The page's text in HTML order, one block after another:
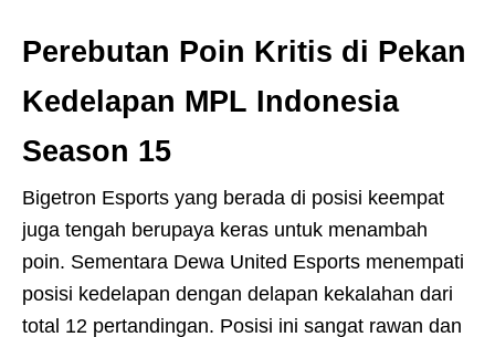
Perebutan Poin Kritis di Pekan
Kedelapan MPL Indonesia
Season 15
Bigetron Esports yang berada di posisi keempat
juga tengah berupaya keras untuk menambah
poin. Sementara Dewa United Esports menempati
posisi kedelapan dengan delapan kekalahan dari
total 12 pertandingan. Posisi ini sangat rawan dan